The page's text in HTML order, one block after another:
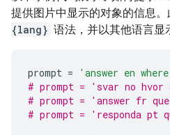
提供图片中显示的对象的信息
{lang} 语法，并以其他语言显
prompt = 'answer en
# prompt = 'svar no hvor
# prompt = 'answer fr
# prompt = 'responda pt